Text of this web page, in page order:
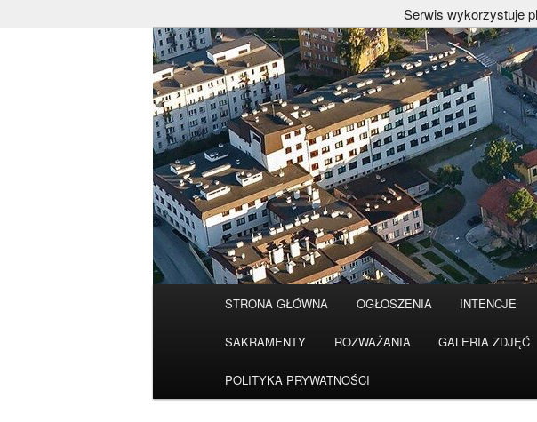
STRONA GŁÓWNA OGŁOSZENIA INTENCJE
SAKRAMENTY ROZWAŻANIA GALERIA ZDJĘĆ
POLITYKA PRYWATNOŚCI
Serwis wykorzystuje